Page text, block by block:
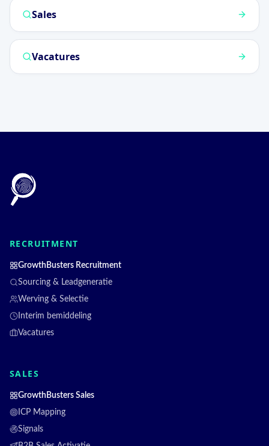
Sales
Vacatures
RECRUITMENT
GrowthBusters Recruitment
Sourcing & Leadgeneratie
Werving & Selectie
Interim bemiddeling
Vacatures
SALES
GrowthBusters Sales
ICP Mapping
Signals